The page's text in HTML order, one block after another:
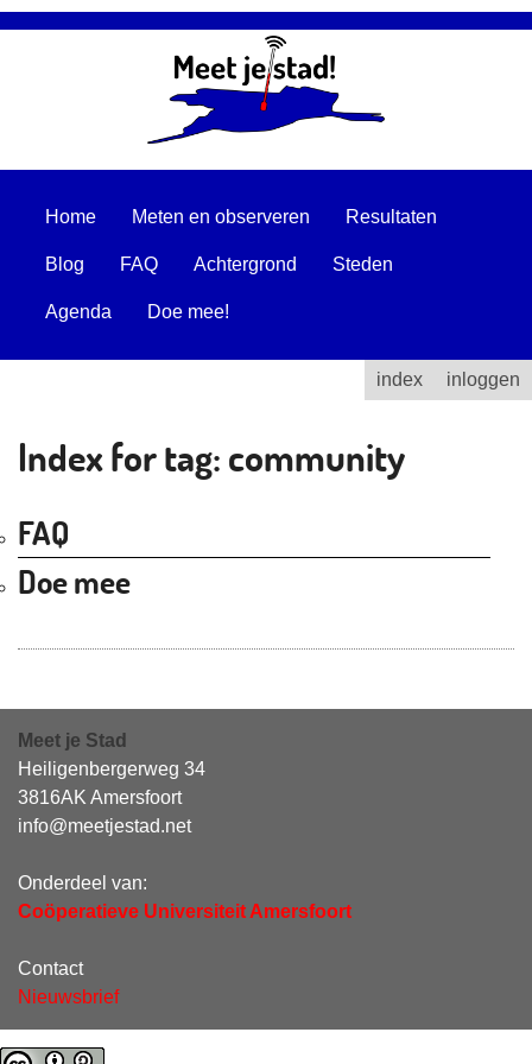
Home Meten en observeren Resultaten
Blog FAQ Achtergrond Steden
Agenda Doe mee!
index inloggen
Index for tag:community
FAQ
Doe mee
Meet je Stad
Heiligenbergerweg 34
3816AK Amersfoort
info@meetjestad.net
Onderdeel van:
Coöperatieve Universiteit Amersfoort
Contact
Nieuwsbrief